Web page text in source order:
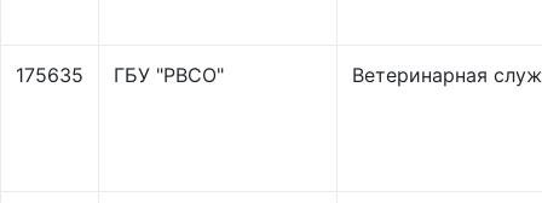
175635 ГБУ "РВСО" Ветеринарная